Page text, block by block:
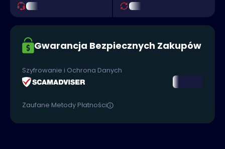
Gwarancja Bezpiecznych Zakupów
Szyfrowanie i Ochrona Danych
Zaufane Metody Płatności